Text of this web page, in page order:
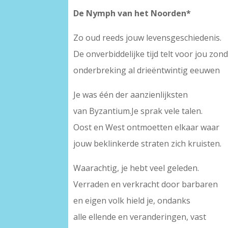
De Nymph van het Noorden*
Zo oud reeds jouw levensgeschiedenis.
De onverbiddelijke tijd telt voor jou
onderbreking al drieëntwintig eeuwen
Je was één der aanzienlijksten
van Byzantium.Je sprak vele talen.
Oost en West ontmoetten elkaar waar
jouw beklinkerde straten zich kruisten.
Waarachtig, je hebt veel geleden.
Verraden en verkracht door barbaren
en eigen volk hield je, ondanks
alle ellende en veranderingen, vast